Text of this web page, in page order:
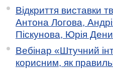
Відкриття виставки
Антона Логова,
Піскунова, Юрія
Вебінар «Штучний
корисним, як